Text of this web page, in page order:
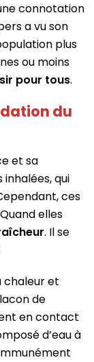
connotation
a vu son
plus
ou moins
pour tous.
du
et sa
inhalées, qui
ces
elles
. Il se
chaleur et
de
en contact
d’eau à